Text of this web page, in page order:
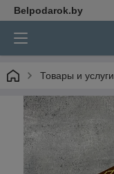
Belpodarok.by
Товары и услуги